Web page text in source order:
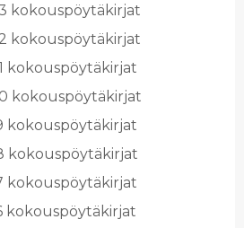
ko­kous­pöy­tä­kir­jat
ko­kous­pöy­tä­kir­jat
ko­kous­pöy­tä­kir­jat
ko­kous­pöy­tä­kir­jat
ko­kous­pöy­tä­kir­jat
ko­kous­pöy­tä­kir­jat
ko­kous­pöy­tä­kir­jat
ko­kous­pöy­tä­kir­jat